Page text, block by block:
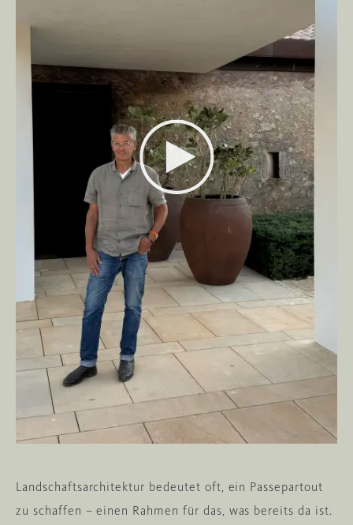
Landschaftsarchitektur bedeutet oft, ein Passepartout
zu schaffen – einen Rahmen für das, was bereits da ist.